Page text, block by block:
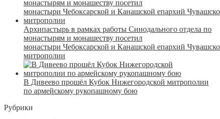
Архипастырь в рамках работы Синодального отдела по
монастырям и монашеству посетил
монастыри Чебоксарской и Канашской епархий
митрополии
В Дивеево прошёл Кубок Нижегородской митрополии
по армейскому рукопашному бою
Рубрики